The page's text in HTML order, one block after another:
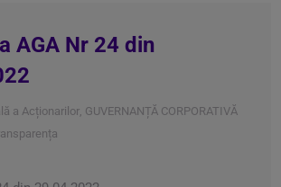
AGA Nr 24 din
a Acționarilor, GUVERNANȚĂ CORPORATIVĂ